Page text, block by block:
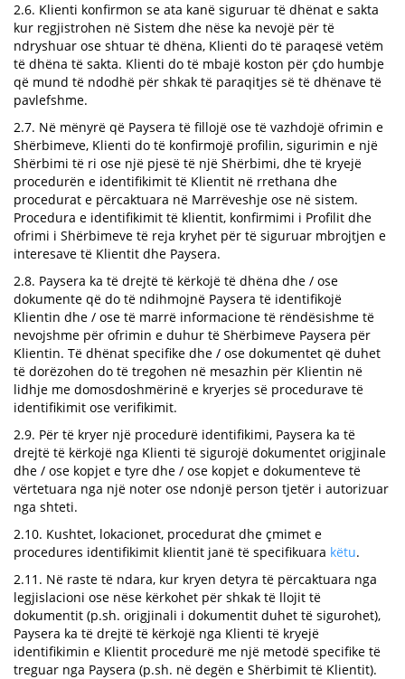
2.6. Klienti konfirmon se ata kanë siguruar të dhënat e sakta
kur regjistrohen në Sistem dhe nëse ka nevojë për të
ndryshuar ose shtuar të dhëna, Klienti do të paraqesë vetëm
të dhëna të sakta. Klienti do të mbajë koston për çdo humbje
që mund të ndodhë për shkak të paraqitjes së të dhënave të
pavlefshme.
2.7. Në mënyrë që Paysera të fillojë ose të vazhdojë ofrimin e
Shërbimeve, Klienti do të konfirmojë profilin, sigurimin e një
Shërbimi të ri ose një pjesë të një Shërbimi, dhe të kryejë
procedurën e identifikimit të Klientit në rrethana dhe
procedurat e përcaktuara në Marrëveshje ose në sistem.
Procedura e identifikimit të klientit, konfirmimi i Profilit dhe
ofrimi i Shërbimeve të reja kryhet për të siguruar mbrojtjen e
interesave të Klientit dhe Paysera.
2.8. Paysera ka të drejtë të kërkojë të dhëna dhe / ose
dokumente që do të ndihmojnë Paysera të identifikojë
Klientin dhe / ose të marrë informacione të rëndësishme të
nevojshme për ofrimin e duhur të Shërbimeve Paysera për
Klientin. Të dhënat specifike dhe / ose dokumentet që duhet
të dorëzohen do të tregohen në mesazhin për Klientin në
lidhje me domosdoshmërinë e kryerjes së procedurave të
identifikimit ose verifikimit.
2.9. Për të kryer një procedurë identifikimi, Paysera ka të
drejtë të kërkojë nga Klienti të sigurojë dokumentet origjinale
dhe / ose kopjet e tyre dhe / ose kopjet e dokumenteve të
vërtetuara nga një noter ose ndonjë person tjetër i autorizuar
nga shteti.
2.10. Kushtet, lokacionet, procedurat dhe çmimet e
procedures identifikimit klientit janë të specifikuara këtu.
2.11. Në raste të ndara, kur kryen detyra të përcaktuara nga
legjislacioni ose nëse kërkohet për shkak të llojit të
dokumentit (p.sh. origjinali i dokumentit duhet të sigurohet),
Paysera ka të drejtë të kërkojë nga Klienti të kryejë
identifikimin e Klientit procedurë me një metodë specifike të
treguar nga Paysera (p.sh. në degën e Shërbimit të Klientit).